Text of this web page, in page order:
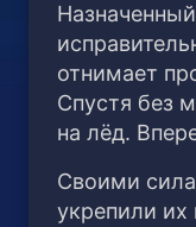
отнимает
Спустя без
на лёд.
Своими
укрепили